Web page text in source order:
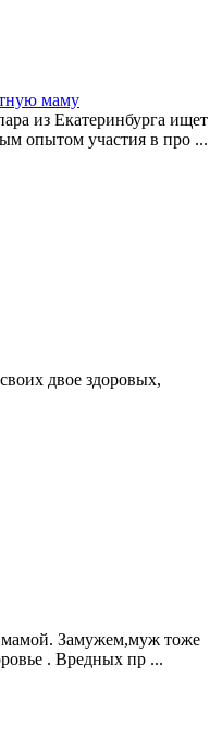
маму
из Екатеринбурга ищет
опытом участия в про ...
двое здоровых,
мамой. Замужем,муж тоже
. Вредных пр ...